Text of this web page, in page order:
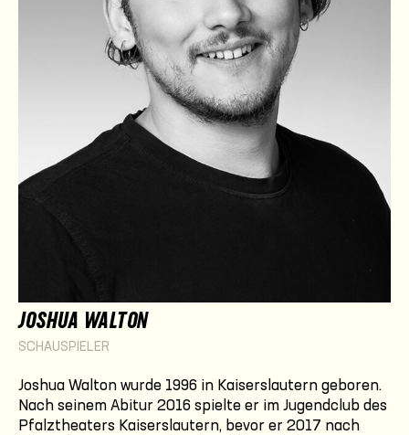
JOSHUA WALTON
SCHAUSPIELER
Joshua Walton wurde 1996 in Kaiserslautern geboren.
Nach seinem Abitur 2016 spielte er im Jugendclub des
Pfalztheaters Kaiserslautern, bevor er 2017 nach